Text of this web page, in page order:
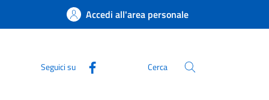
Accedi all'area personale
Seguici su Cerca